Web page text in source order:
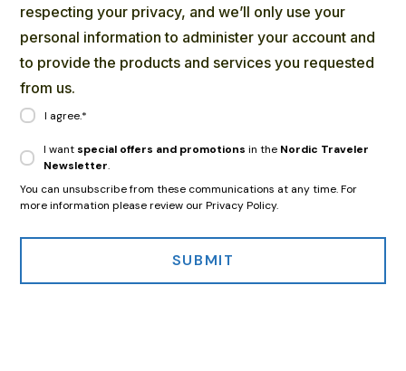
respecting your privacy, and we’ll only use your
personal information to administer your account and
to provide the products and services you requested
from us.
I agree.*
I want special offers and promotions in the Nordic Traveler
Newsletter.
You can unsubscribe from these communications at any time. For
more information please review our Privacy Policy.